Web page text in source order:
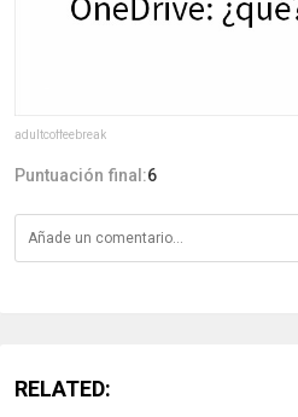
adultcoffeebreak
Puntuación final:6
RELATED: